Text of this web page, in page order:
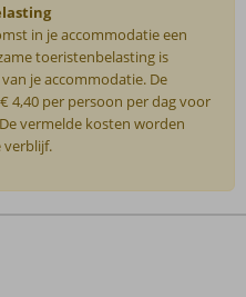
in je accommodatie een
toeristenbelasting is
je accommodatie. De
4,40 per persoon per dag voor
vermelde kosten worden
verblijf.